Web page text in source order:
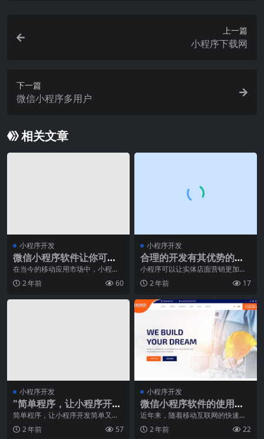
上一篇
小程序下载网
下一篇
微信小程序多用户
相关文章
小程序开发
微信小程序软件让你可以
快速开发小程序
在当今的移动应用市场中，小程序
的兴起无疑成为了一股新的潮流。
作为一种轻量级的应用
2 年前 60
小程序开发
合理的开发有其优势的分
销系统需得重视运用小程
序
小程序可以让实体店面营销更加便
捷，大多数电商线上的推广做的比
较多，线下实体店往往
2 年前 17
小程序开发
"简单程序，让小程序开发
简单又易用"
简单程序，让小程序开发简单又易
用随着智能手机的普及，小程序已
经成为了人们日常生活
2 年前 57
小程序开发
微信小程序软件的使用方
法和特点
近年来，随着移动互联网的快速发
展，智能手机已成为人们日常生活
中不可或缺的工具。而
2 年前 22